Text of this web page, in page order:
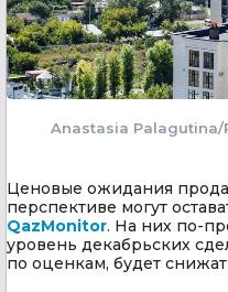
Anastasia Palagutina/
Ценовые ожидания
перспективе могут
QazMonitor. На них по-
уровень декабрьских
по оценкам, будет